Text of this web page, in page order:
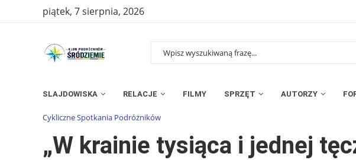
piątek, 7 sierpnia, 2026
SLAJDOWISKA RELACJE FILMY SPRZĘT AUTORZY
Strona główna» Wpisy »„W krainie tysiąca i jednej tęczy”
Cykliczne Spotkania Podróżników
„W krainie tysiąca i jednej